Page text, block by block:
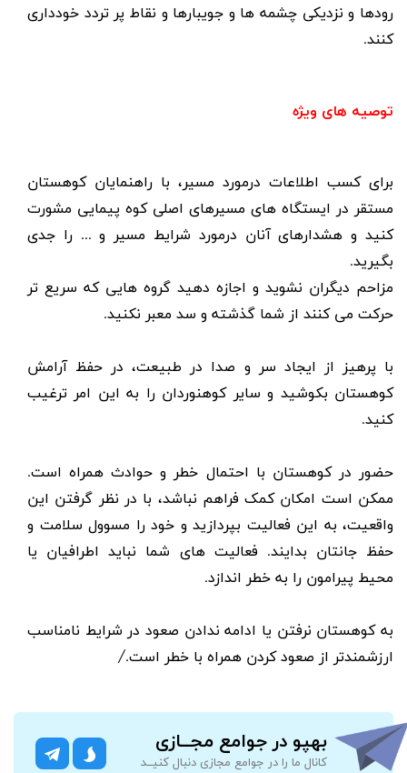
رودها و نزدیکی چشمه ها و جویبارها و نقاط پر تردد خودداری
کنند.
توصیه های ویژه
برای کسب اطلاعات درمورد مسیر، با راهنمایان کوهستان
مستقر در ایستگاه های مسیرهای اصلی کوه پیمایی مشورت
کنید و هشدارهای آنان درمورد شرایط مسیر و ... را جدی
بگیرید.
مزاحم دیگران نشوید و اجازه دهید گروه هایی که سریع تر
حرکت می کنند از شما گذشته و سد معبر نکنید.
با پرهیز از ایجاد سر و صدا در طبیعت، در حفظ آرامش
کوهستان بکوشید و سایر کوهنوردان را به این امر ترغیب
کنید.
حضور در کوهستان با احتمال خطر و حوادث همراه است.
ممکن است امکان کمک فراهم نباشد، با در نظر گرفتن این
واقعیت، به این فعالیت بپردازید و خود را مسوول سلامت و
حفظ جانتان بدایند. فعالیت های شما نباید اطرافیان یا
محیط پیرامون را به خطر اندازد.
به کوهستان نرفتن یا ادامه ندادن صعود در شرایط نامناسب
ارزشمندتر از صعود کردن همراه با خطر است./
بهپو در جوامع مجــازی
کانال ما را در جوامع مجازی دنبال کنیــد